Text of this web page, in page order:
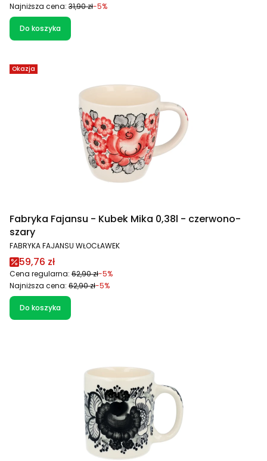
Najniższa cena: 31,90 zł-5%
Do koszyka
Okazja
Fabryka Fajansu - Kubek Mika 0,38l - czerwono-
szary
PRODUCENT
FABRYKA FAJANSU WŁOCŁAWEK
Cena promocyjna
59,76 zł
Cena regularna: 62,90 zł-5%
Najniższa cena: 62,90 zł-5%
Do koszyka